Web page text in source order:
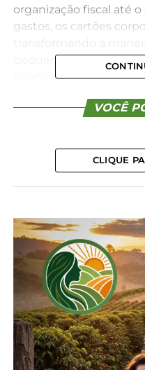
organização fiscal até
gastos, os cartões
pequeno, médio e
finanças.
Uma das principais
comprovantes e notas
aplicativo, integrando
sistema contábil da
gastos realizados por
até projetos
orçamentário mais
viagens, manutenção
suporte operacional e
resolvidos com uma
A prestação de contas
Livix, temos clientes
VOCÊ
CLIQUE